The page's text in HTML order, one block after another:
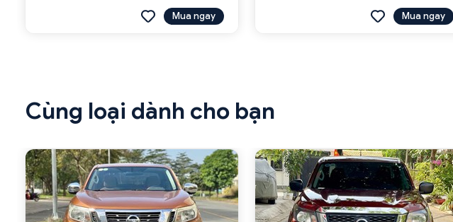
Mua ngay
Mua ngay
Cùng loại dành cho bạn